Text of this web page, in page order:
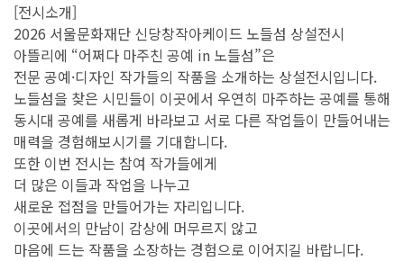
[전시소개]
2026 서울문화재단 신당창작아케이드 노들섬 상설전시
아뜰리에 “어쩌다 마주친 공예 in 노들섬”은
전문 공예·디자인 작가들의 작품을 소개하는 상설전시입니다.
노들섬을 찾은 시민들이 이곳에서 우연히 마주하는 공예를 통해
동시대 공예를 새롭게 바라보고 서로 다른 작업들이 만들어내는
매력을 경험해보시기를 기대합니다.
또한 이번 전시는 참여 작가들에게
더 많은 이들과 작업을 나누고
새로운 접점을 만들어가는 자리입니다.
이곳에서의 만남이 감상에 머무르지 않고
마음에 드는 작품을 소장하는 경험으로 이어지길 바랍니다.